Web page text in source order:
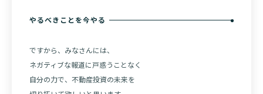
やるべきことを今やる
ですから、みなさんには、
ネガティブな報道に戸惑うことなく
自分の力で、不動産投資の未来を